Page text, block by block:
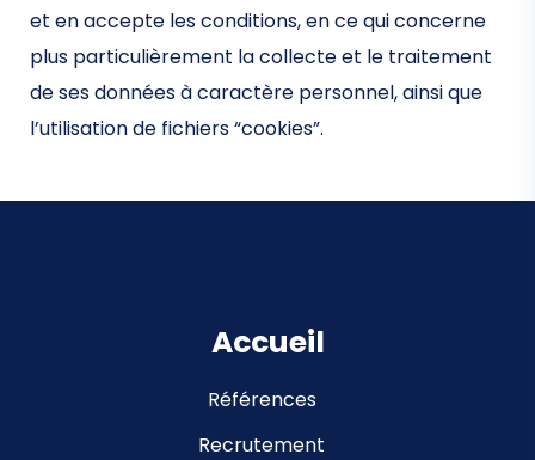
et en accepte les conditions, en ce qui concerne
plus particulièrement la collecte et le traitement
de ses données à caractère personnel, ainsi que
l’utilisation de fichiers “cookies”.
Accueil
Références
Recrutement